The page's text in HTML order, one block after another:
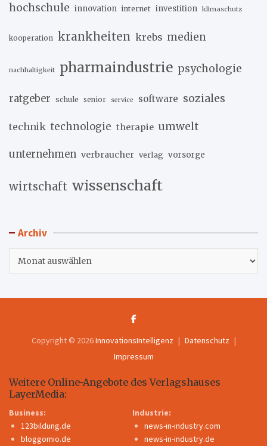
hochschule innovation internet investition klimaschutz
kooperation krankheiten krebs medien
nachhaltigkeit pharmaindustrie psychologie
ratgeber schule senior service software soziales
technik technologie therapie umwelt
unternehmen verbraucher verlag vorsorge
wirtschaft wissenschaft
Archiv
Copyright © 2026InnovationsIntelligenz
Datenschutz
Impressum
Weitere Online-Angebote des Verlagshauses
LayerMedia:
Business:
123bildung.de
bloggomio.de
Industrie:
news-in-industry.com
news-in-industry.de